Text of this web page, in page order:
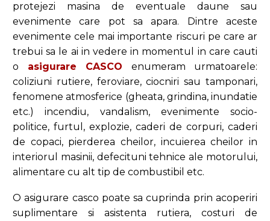
protejezi masina de eventuale daune sau
evenimente care pot sa apara. Dintre aceste
evenimente cele mai importante riscuri pe care ar
trebui sa le ai in vedere in momentul in care cauti
o asigurare CASCO enumeram urmatoarele:
coliziuni rutiere, feroviare, ciocniri sau tamponari,
fenomene atmosferice (gheata, grindina, inundatie
etc.) incendiu, vandalism, evenimente socio-
politice, furtul, explozie, caderi de corpuri, caderi
de copaci, pierderea cheilor, incuierea cheilor in
interiorul masinii, defecituni tehnice ale motorului,
alimentare cu alt tip de combustibil etc.
O asigurare casco poate sa cuprinda prin acoperiri
suplimentare si asistenta rutiera, costuri de